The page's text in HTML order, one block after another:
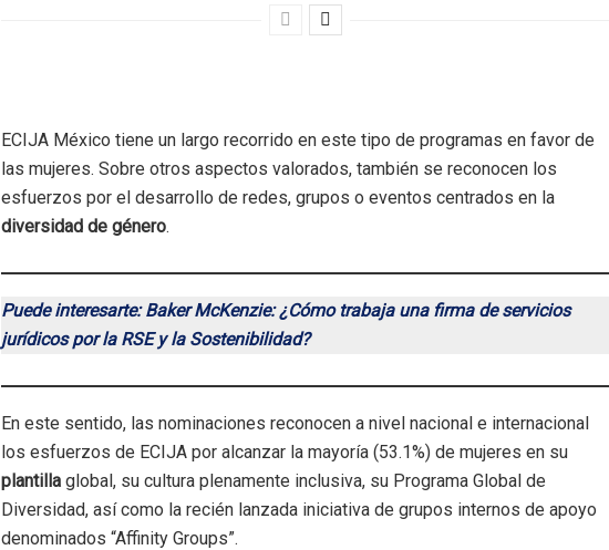
ECIJA México tiene un largo recorrido en este tipo de programas en favor de
las mujeres. Sobre otros aspectos valorados, también se reconocen los
esfuerzos por el desarrollo de redes, grupos o eventos centrados en la
diversidad de género.
Puede interesarte: Baker McKenzie: ¿Cómo trabaja una firma de servicios
jurídicos por la RSE y la Sostenibilidad?
En este sentido, las nominaciones reconocen a nivel nacional e internacional
los esfuerzos de ECIJA por alcanzar la mayoría (53.1%) de mujeres en su
plantilla global, su cultura plenamente inclusiva, su Programa Global de
Diversidad, así como la recién lanzada iniciativa de grupos internos de apoyo
denominados “Affinity Groups”.